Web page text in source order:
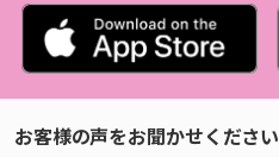
お客様の声をお聞かせください